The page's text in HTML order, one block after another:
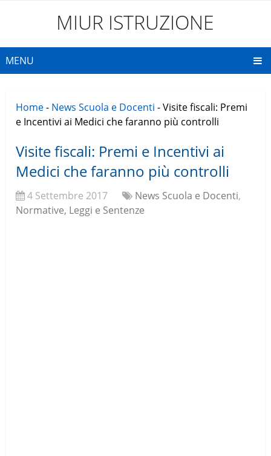
MIUR ISTRUZIONE
MENU
Home- News Scuola e Docenti -Visite fiscali: Premi
e Incentivi ai Medici che faranno più controlli
Visite fiscali: Premi e Incentivi ai
Medici che faranno più controlli
4 Settembre 2017 News Scuola e Docenti,
Normative, Leggi e Sentenze